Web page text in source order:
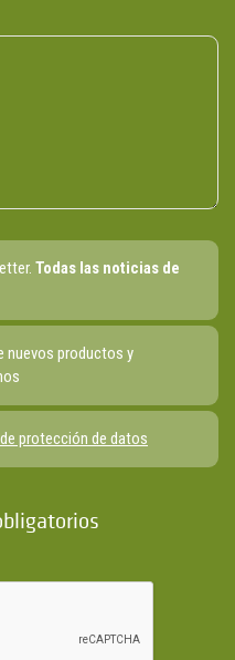
Todas las noticias de
nuevos productos y
protección de datos